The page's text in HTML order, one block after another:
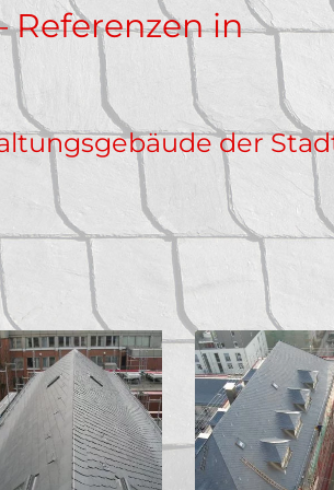
Referenzen in
der